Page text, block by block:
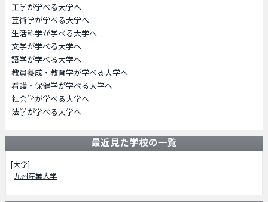
工学が学べる大学へ
芸術学が学べる大学へ
生活科学が学べる大学へ
文学が学べる大学へ
語学が学べる大学へ
教員養成・教育学が学べる大学へ
看護・保健学が学べる大学へ
社会学が学べる大学へ
法学が学べる大学へ
最近見た学校の一覧
[大学]
九州産業大学